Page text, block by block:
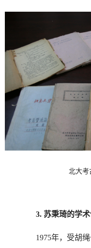
北大考
3. 苏秉琦的学
1975年，受胡绳